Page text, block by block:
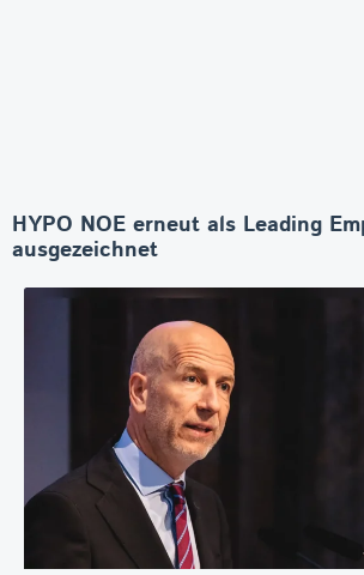
HYPO NOE erneut als Leading
ausgezeichnet